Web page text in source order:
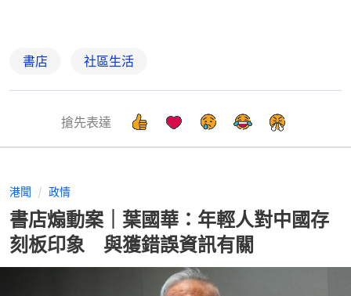
書店 社區生活
搶先表達
港聞 政情
書店煽動案｜葉國華：年輕人對中國存
刻板印象 與獲錯誤資訊有關